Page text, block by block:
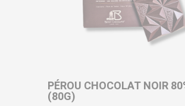
PÉROU CHOCOLAT NOIR
(80G)